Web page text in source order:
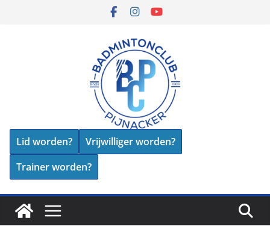
Lid worden?
Vrijwilliger worden?
Trainer worden?